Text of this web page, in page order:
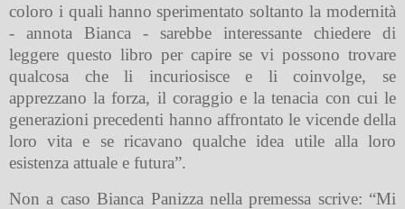
coloro i quali hanno sperimentato soltanto la modernità
- annota Bianca - sarebbe interessante chiedere di
leggere questo libro per capire se vi possono trovare
qualcosa che li incuriosisce e li coinvolge, se
apprezzano la forza, il coraggio e la tenacia con cui le
generazioni precedenti hanno affrontato le vicende della
loro vita e se ricavano qualche idea utile alla loro
esistenza attuale e futura”.
Non a caso Bianca Panizza nella premessa scrive: “Mi